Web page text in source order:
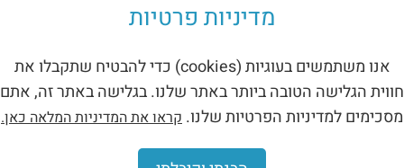
מדיניות פרטיות
אנו משתמשים בעוגיות (cookies) כדי להבטיח שתקבלו את
חווית הגלישה הטובה ביותר באתר שלנו. בגלישה באתר זה, אתם
מסכימים למדיניות הפרטיות שלנו. קראו את המדיניות המלאה כאן.